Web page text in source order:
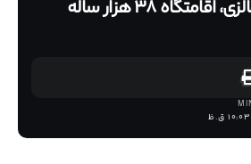
غار نیاح ساراواک مالزی، اقامتگاه 38 هزار ساله